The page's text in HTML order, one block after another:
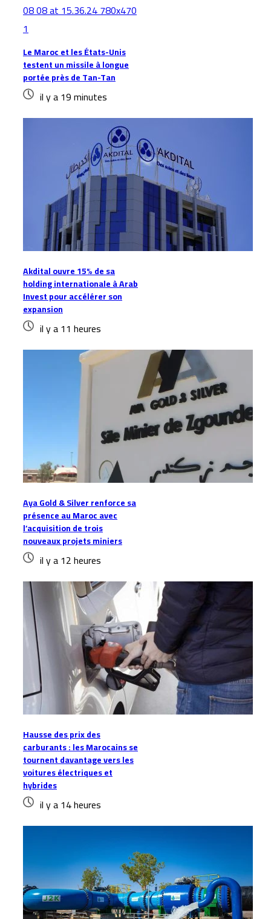
Le Maroc et les États-Unis
testent un missile à longue
portée près de Tan-Tan
il y a 19 minutes
Akdital ouvre 15% de sa
holding internationale à Arab
Invest pour accélérer son
expansion
il y a 11 heures
Aya Gold & Silver renforce sa
présence au Maroc avec
l’acquisition de trois
nouveaux projets miniers
il y a 12 heures
Hausse des prix des
carburants : les Marocains se
tournent davantage vers les
voitures électriques et
hybrides
il y a 14 heures